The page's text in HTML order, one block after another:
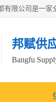
邦赋供
Bangfu